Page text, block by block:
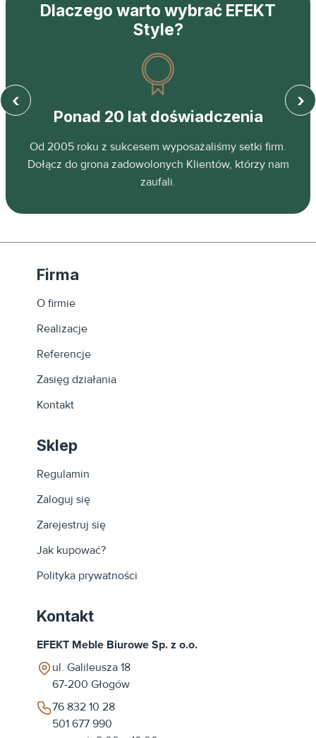
Dlaczego warto wybrać EFEKT
Style?
Ponad 20 lat doświadczenia
Od 2005 roku z sukcesem wyposażaliśmy setki firm.
Dołącz do grona zadowolonych Klientów, którzy nam
zaufali.
‹ ›
Firma
O firmie
Realizacje
Referencje
Zasięg działania
Kontakt
Sklep
Regulamin
Zaloguj się
Zarejestruj się
Jak kupować?
Polityka prywatności
Kontakt
EFEKT Meble Biurowe Sp. z o.o.
ul. Galileusza 18
67-200 Głogów
76 832 10 28
501 677 990